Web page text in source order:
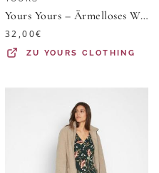
Yours Yours – Ärmelloses Wickelkleid In Blau Mit Streifensize 54-56
32,00€
ZU YOURS CLOTHING